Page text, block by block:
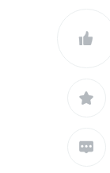
查看更多


